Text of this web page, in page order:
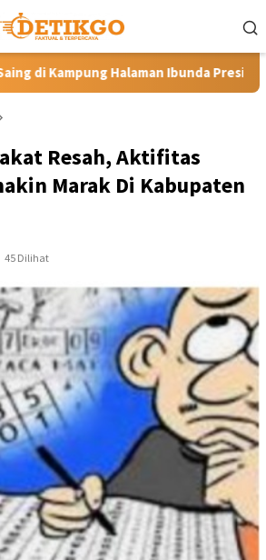
Presiden Labkesmas
Resah, Aktifitas
Marak Di Kabupaten
45 Dilihat